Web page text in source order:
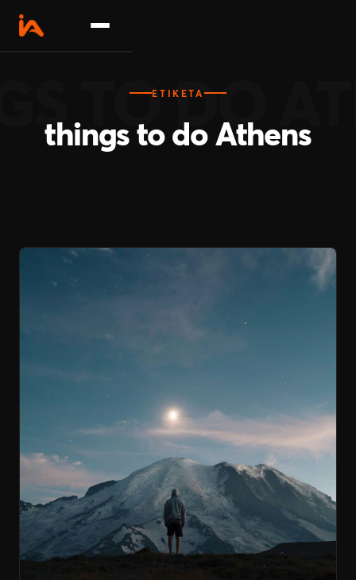
Δραστηριότητες
ΕΤΙΚΈΤΑ
things to do Athens